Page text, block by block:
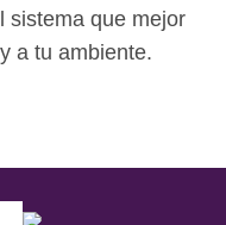
sistema que mejor
a tu ambiente.